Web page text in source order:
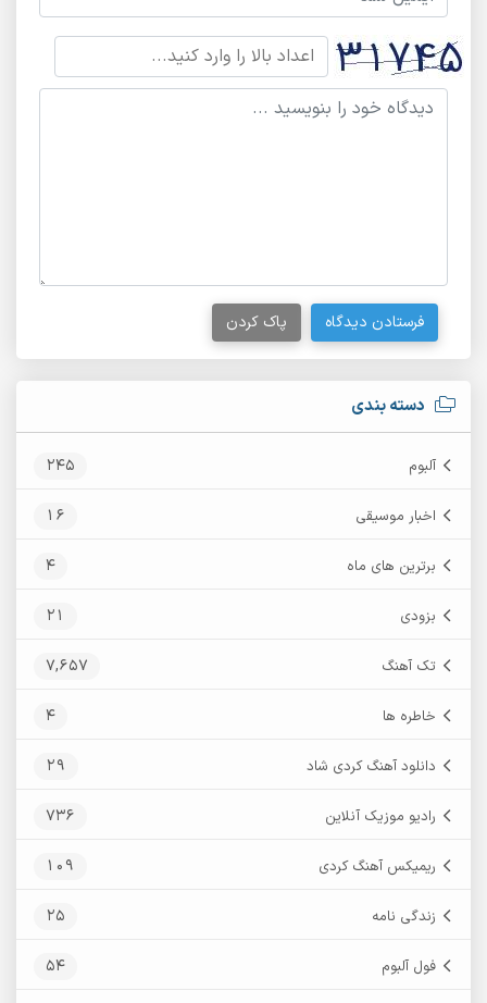
دسته بندی
آلبوم 245
اخبار موسیقی 16
برترین های ماه 4
بزودی 21
تک آهنگ 7,657
خاطره ها 4
دانلود آهنگ کردی شاد 29
رادیو موزیک آنلاین 736
ریمیکس آهنگ کردی 109
زندگی نامه 25
فول آلبوم 54
فرستادن دیدگاه پاک کردن